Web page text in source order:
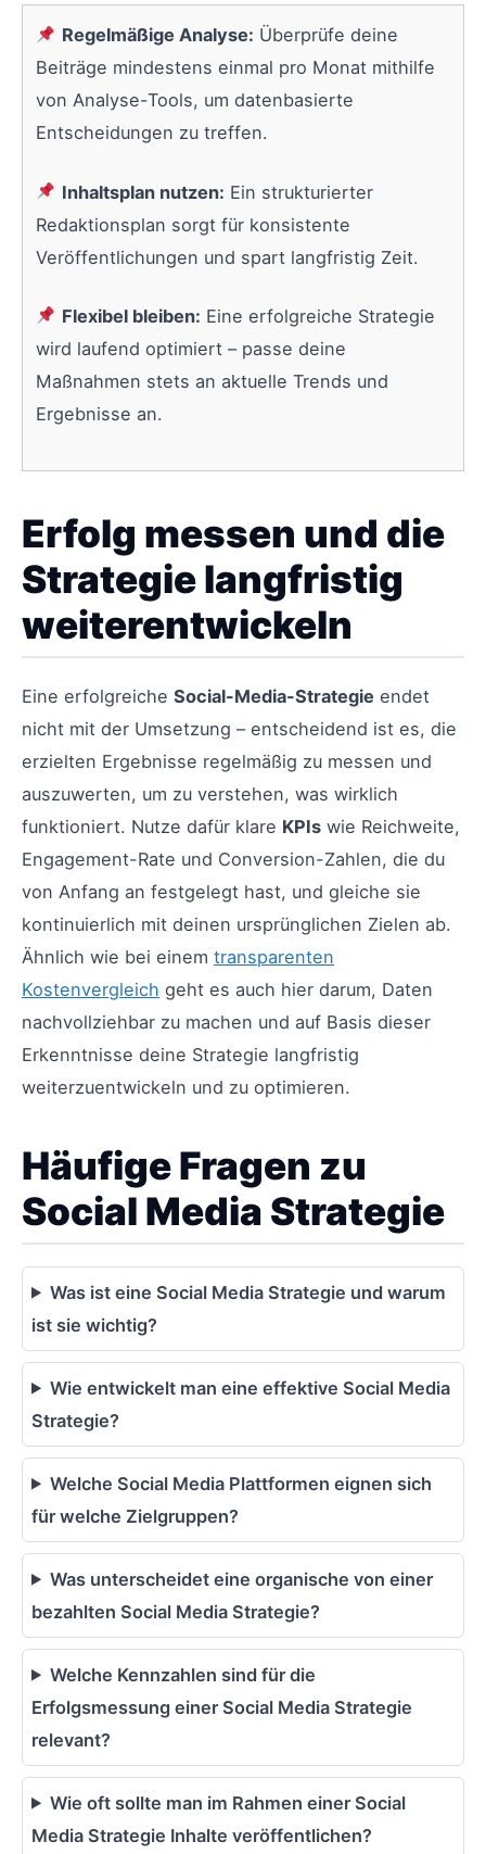
Regelmäßige Analyse: Überprüfe deine
Beiträge mindestens einmal pro Monat mithilfe
von Analyse-Tools, um datenbasierte
Entscheidungen zu treffen.
Inhaltsplan nutzen: Ein strukturierter
Redaktionsplan sorgt für konsistente
Veröffentlichungen und spart langfristig Zeit.
Flexibel bleiben: Eine erfolgreiche Strategie
wird laufend optimiert – passe deine
Maßnahmen stets an aktuelle Trends und
Ergebnisse an.
Erfolg messen und die
Strategie langfristig
weiterentwickeln
Eine erfolgreiche Social-Media-Strategie endet
nicht mit der Umsetzung – entscheidend ist es, die
erzielten Ergebnisse regelmäßig zu messen und
auszuwerten, um zu verstehen, was wirklich
funktioniert. Nutze dafür klare KPIs wie Reichweite,
Engagement-Rate und Conversion-Zahlen, die du
von Anfang an festgelegt hast, und gleiche sie
kontinuierlich mit deinen ursprünglichen Zielen ab.
Ähnlich wie bei einem transparenten
Kostenvergleich geht es auch hier darum, Daten
nachvollziehbar zu machen und auf Basis dieser
Erkenntnisse deine Strategie langfristig
weiterzuentwickeln und zu optimieren.
Häufige Fragen zu
Social Media Strategie
Was ist eine Social Media Strategie und warum
ist sie wichtig?
Wie entwickelt man eine effektive Social Media
Strategie?
Welche Social Media Plattformen eignen sich
für welche Zielgruppen?
Was unterscheidet eine organische von einer
bezahlten Social Media Strategie?
Welche Kennzahlen sind für die
Erfolgsmessung einer Social Media Strategie
relevant?
Wie oft sollte man im Rahmen einer Social
Media Strategie Inhalte veröffentlichen?